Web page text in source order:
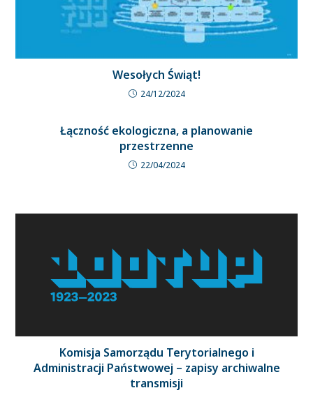
Wesołych Świąt!
24/12/2024
Łączność ekologiczna, a planowanie
przestrzenne
22/04/2024
Komisja Samorządu Terytorialnego i
Administracji Państwowej – zapisy archiwalne
transmisji